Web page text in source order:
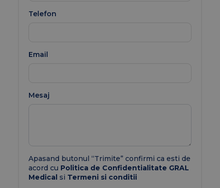
Telefon
Email
Mesaj
Apasand butonul “Trimite” confirmi ca esti de
acord cu Politica de Confidentialitate GRAL
Medicalsi Termeni si conditii